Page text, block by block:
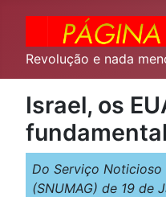
Revolução e nada
Israel, os
Do Serviço Noticioso
(SNUMAG) de 19 de